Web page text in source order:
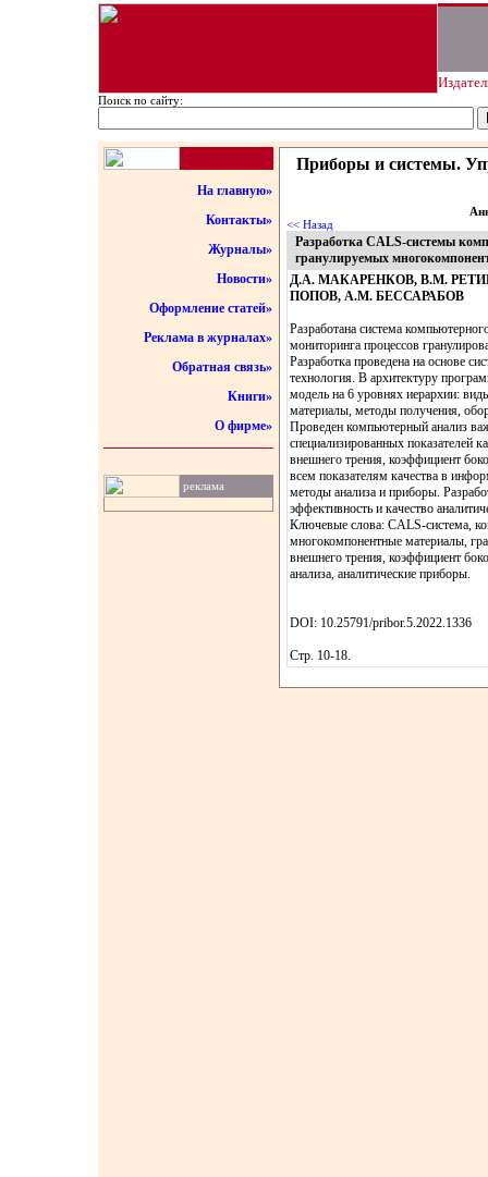
Поиск по сайту:
На главную»
Контакты»
Журналы»
Новости»
Оформление статей»
Реклама в журналах»
Обратная связь»
Книги»
О фирме»
реклама
Приборы и системы.
<< Назад
Разработка CALS-системы
гранулируемых
Д.А. МАКАРЕНКОВ, В.М.
ПОПОВ, А.М. БЕССАРАБОВ
Разработана система
мониторинга процессов
Разработка проведена на основе
технология. В архитектуру
модель на 6 уровнях иерархии:
материалы, методы получения,
Проведен компьютерный анализ
специализированных показателей
внешнего трения, коэффициент
всем показателям качества в
методы анализа и приборы.
эффективность и качество
Ключевые слова: CALS-система,
многокомпонентные материалы,
внешнего трения, коэффициент
анализа, аналитические приборы.
DOI: 10.25791/pribor.5.2022.1336
Стр. 10-18.